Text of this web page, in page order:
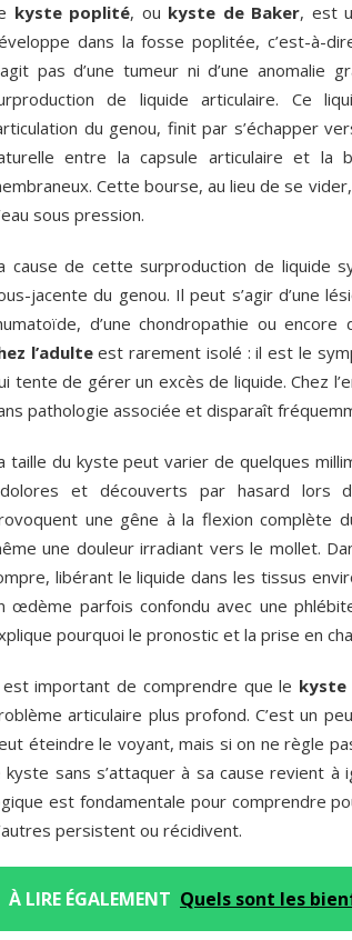
kyste poplité, ou kyste de Baker, est
dans la fosse poplitée, c’est-à-
pas d’une tumeur ni d’une anomalie
de liquide articulaire. Ce
du genou, finit par s’échapper
entre la capsule articulaire et la
Cette bourse, au lieu de se
sous pression.
cause de cette surproduction de liquide
jacente du genou. Il peut s’agir d’une
d’une chondropathie ou encore
l’adulteest rarement isolé : il est le
tente de gérer un excès de liquide. Chez
pathologie associée et disparaît
taille du kyste peut varier de quelques
et découverts par hasard lors
une gêne à la flexion complète
une douleur irradiant vers le mollet.
libérant le liquide dans les tissus
œdème parfois confondu avec une
pourquoi le pronostic et la prise en
important de comprendre que le kyste
articulaire plus profond. C’est un
éteindre le voyant, mais si on ne règle
kyste sans s’attaquer à sa cause revient
est fondamentale pour comprendre
persistent ou récidivent.
À LIRE ÉGALEMENT Quels sont les